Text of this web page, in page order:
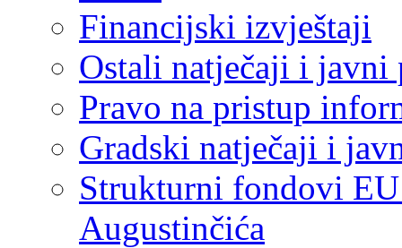
Financijski izvještaji
Ostali natječaji i javni
Pravo na pristup
Gradski natječaji i
Strukturni fondovi
Augustinčića